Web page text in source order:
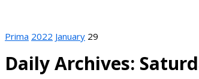
Prima 2022 January 29
Daily Archives: